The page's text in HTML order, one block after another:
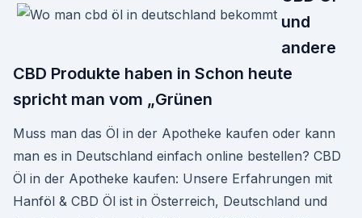
und
andere
CBD Produkte haben in Schon heute
spricht man vom „Grünen
Muss man das Öl in der Apotheke kaufen oder kann
man es in Deutschland einfach online bestellen? CBD
Öl in der Apotheke kaufen: Unsere Erfahrungen mit
Hanföl & CBD Öl ist in Österreich, Deutschland und